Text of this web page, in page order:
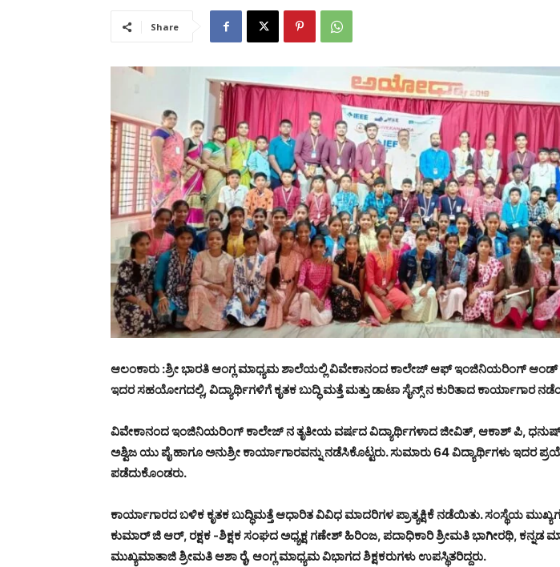
Share
ಆಲಂಕಾರು :ಶ್ರೀ ಭಾರತಿ ಆಂಗ್ಲ ಮಾಧ್ಯಮ ಶಾಲೆಯಲ್ಲಿ ವಿವೇಕಾನಂದ ಕಾಲೇಜ್ ಆಫ್ ಇಂಜಿನಿಯರಿಂಗ್ ಆಂಡ್
ಇದರ ಸಹಯೋಗದಲ್ಲಿ, ವಿದ್ಯಾರ್ಥಿಗಳಿಗೆ ಕೃತಕ ಬುದ್ಧಿ ಮತ್ತೆ ಮತ್ತು ಡಾಟಾ ಸೈನ್ಸ್ ನ ಕುರಿತಾದ ಕಾರ್ಯಾಗಾರ
ವಿವೇಕಾನಂದ ಇಂಜಿನಿಯರಿಂಗ್ ಕಾಲೇಜ್ ನ ತೃತೀಯ ವರ್ಷದ ವಿದ್ಯಾರ್ಥಿಗಳಾದ ಜೀವಿತ್, ಆಕಾಶ್ ಪಿ,
ಅಶ್ವಿಜ ಯು ಪೈ ಹಾಗೂ ಅನುಶ್ರೀ ಕಾರ್ಯಾಗಾರವನ್ನು ನಡೆಸಿಕೊಟ್ಟರು. ಸುಮಾರು 64 ವಿದ್ಯಾರ್ಥಿಗಳು ಇದರ
ಪಡೆದುಕೊಂಡರು.
ಕಾರ್ಯಾಗಾರದ ಬಳಿಕ ಕೃತಕ ಬುದ್ಧಿಮತ್ತೆ ಆಧಾರಿತ ವಿವಿಧ ಮಾದರಿಗಳ ಪ್ರಾತ್ಯಕ್ಷಿಕೆ ನಡೆಯಿತು. ಸಂಸ್ಥೆಯ
ಕುಮಾರ್ ಜಿ ಆರ್, ರಕ್ಷಕ -ಶಿಕ್ಷಕ ಸಂಘದ ಅಧ್ಯಕ್ಷ ಗಣೇಶ್ ಹಿರಿಂಜ, ಪದಾಧಿಕಾರಿ ಶ್ರೀಮತಿ ಭಾಗೀರಥಿ, ಕನ್ನಡ
ಮುಖ್ಯಮಾತಾಜಿ ಶ್ರೀಮತಿ ಆಶಾ ರೈ, ಆಂಗ್ಲ ಮಾಧ್ಯಮ ವಿಭಾಗದ ಶಿಕ್ಷಕರುಗಳು ಉಪಸ್ಥಿತರಿದ್ದರು.